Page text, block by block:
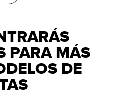
PARA MÁS
DE